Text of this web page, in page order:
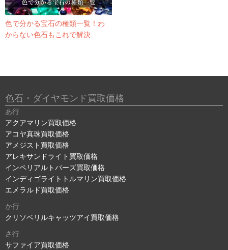
色で分かる宝石の種類一覧！わ
からない色石もこれで解決
色石・ダイヤモンド買取価格
あ行
アクアマリン買取価格
アコヤ真珠買取価格
アメジスト買取価格
アレキサンドライト買取価格
インペリアルトパーズ買取価格
インディゴライトトルマリン買取価格
エメラルド買取価格
か行
クリソベリルキャッツアイ買取価格
さ行
サファイア買取価格